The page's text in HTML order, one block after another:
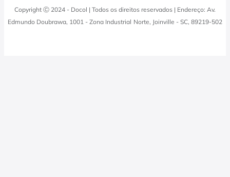
Viva Docol
Instalações hidraulicas
Profissionais
Docol Responde
Copyright Ⓒ 2024 - Docol | Todos os direitos reservados | Endereço: Av.
Edmundo Doubrawa, 1001 - Zona Industrial Norte, Joinville - SC, 89219-502